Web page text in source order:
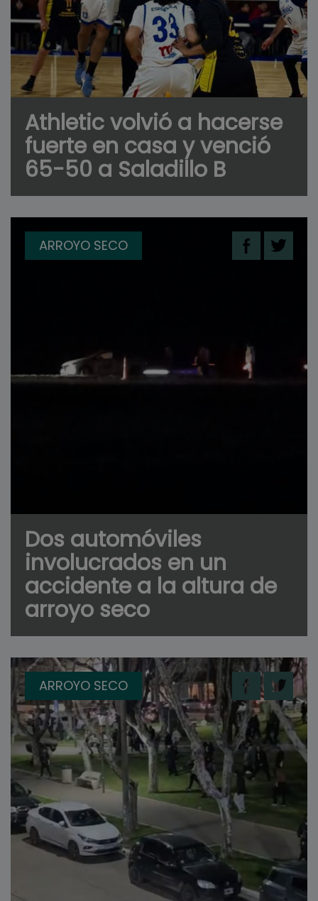
Athletic volvió a hacerse
fuerte en casa y venció
65-50 a Saladillo B
ARROYO SECO
Dos automóviles
involucrados en un
accidente a la altura de
arroyo seco
ARROYO SECO